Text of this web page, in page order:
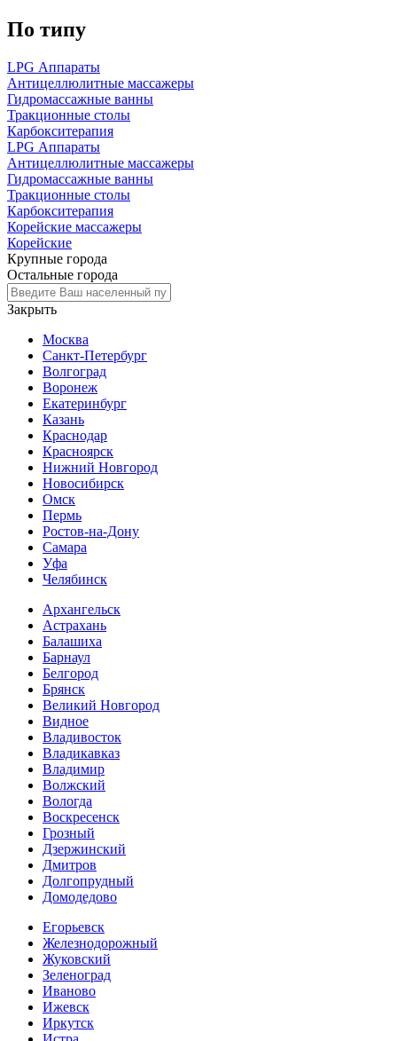
По типу
LPG Аппараты
Антицеллюлитные массажеры
Гидромассажные ванны
Тракционные столы
Карбокситерапия
LPG Аппараты
Антицеллюлитные массажеры
Гидромассажные ванны
Тракционные столы
Карбокситерапия
Корейские массажеры
Корейские
Крупные города
Остальные города
Закрыть
Москва
Санкт-Петербург
Волгоград
Воронеж
Екатеринбург
Казань
Краснодар
Красноярск
Нижний Новгород
Новосибирск
Омск
Пермь
Ростов-на-Дону
Самара
Уфа
Челябинск
Архангельск
Астрахань
Балашиха
Барнаул
Белгород
Брянск
Великий Новгород
Видное
Владивосток
Владикавказ
Владимир
Волжский
Вологда
Воскресенск
Грозный
Дзержинский
Дмитров
Долгопрудный
Домодедово
Егорьевск
Железнодорожный
Жуковский
Зеленоград
Иваново
Ижевск
Иркутск